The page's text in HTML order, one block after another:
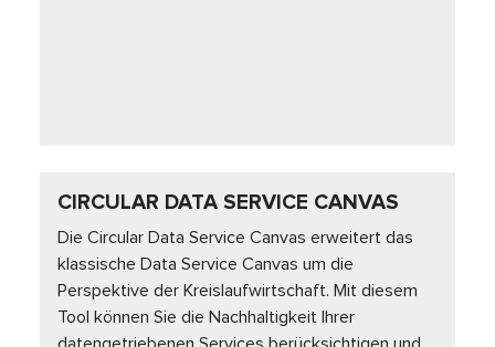
CIRCULAR DATA SERVICE CANVAS
Die Circular Data Service Canvas erweitert das
klassische Data Service Canvas um die
Perspektive der Kreislaufwirtschaft. Mit diesem
Tool können Sie die Nachhaltigkeit Ihrer